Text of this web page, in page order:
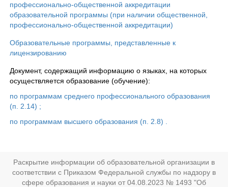
профессионально-общественной аккредитации
образовательной программы (при наличии общественной,
профессионально-общественной аккредитации)
Образовательные программы, представленные к
лицензированию
Документ, содержащий информацию о языках, на которых
осуществляется образование (обучение):
по программам среднего профессионального образования
(п. 2.14) ;
по программам высшего образования (п. 2.8) .
Раскрытие информации об образовательной организации в
соответствии с Приказом Федеральной службы по надзору в
сфере образования и науки от 04.08.2023 № 1493 "Об